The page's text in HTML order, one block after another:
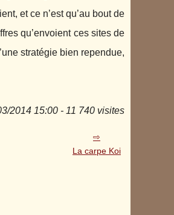
et ce n’est qu’au bout de
qu’envoient ces sites de
stratégie bien rependue,
2014 15:00 - 11 740 visites
La carpe Koi